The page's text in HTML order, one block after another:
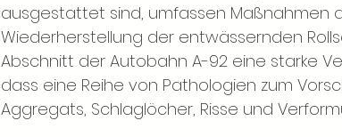
ausgestattet sind, umfassen Maßnahmen
Wiederherstellung der entwässernden
Abschnitt der Autobahn A-92 eine starke
dass eine Reihe von Pathologien zum
Aggregats, Schlaglöcher, Risse und